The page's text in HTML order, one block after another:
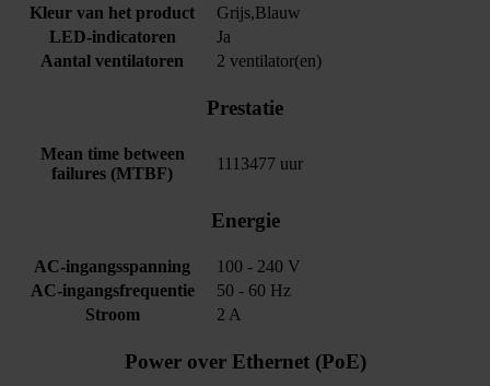
Kleur van het product
Grijs,Blauw
LED-indicatoren
Ja
Aantal ventilatoren
2 ventilator(en)
Prestatie
Mean time between
failures (MTBF)
1113477 uur
Energie
AC-ingangsspanning
100 - 240 V
AC-ingangsfrequentie
50 - 60 Hz
Stroom
2 A
Power over Ethernet (PoE)